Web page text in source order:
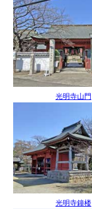
光明寺山門
光明寺鐘楼